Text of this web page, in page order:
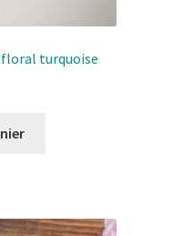
turquoise